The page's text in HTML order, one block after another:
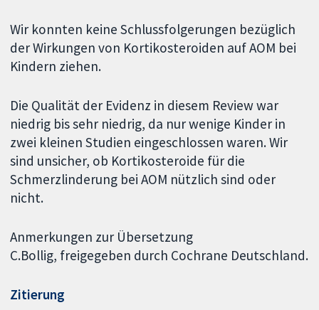
Wir konnten keine Schlussfolgerungen bezüglich
der Wirkungen von Kortikosteroiden auf AOM bei
Kindern ziehen.
Die Qualität der Evidenz in diesem Review war
niedrig bis sehr niedrig, da nur wenige Kinder in
zwei kleinen Studien eingeschlossen waren. Wir
sind unsicher, ob Kortikosteroide für die
Schmerzlinderung bei AOM nützlich sind oder
nicht.
Anmerkungen zur Übersetzung
C.Bollig, freigegeben durch Cochrane Deutschland.
Zitierung